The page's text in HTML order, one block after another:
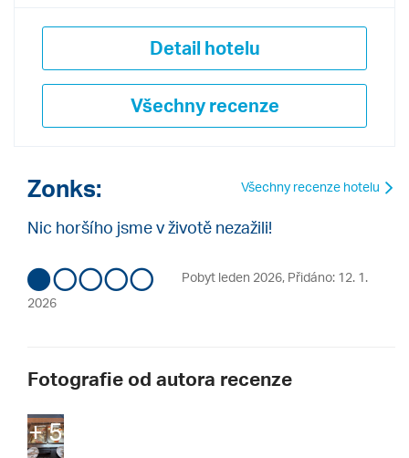
Detail hotelu
Všechny recenze
Všechny recenze hotelu
Zonks:
Nic horšího jsme v životě nezažili!
Pobyt leden 2026, Přidáno: 12. 1.
2026
Fotografie od autora recenze
+ 5